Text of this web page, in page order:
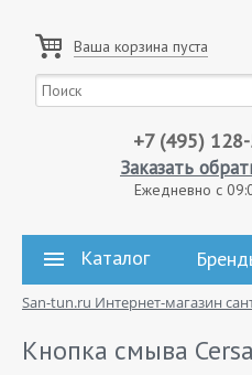
Ваша корзина пуста
+7 (495)
Заказать
Ежедневно с
Каталог
San-tun.ru Интернет-магазин
Кнопка смыва